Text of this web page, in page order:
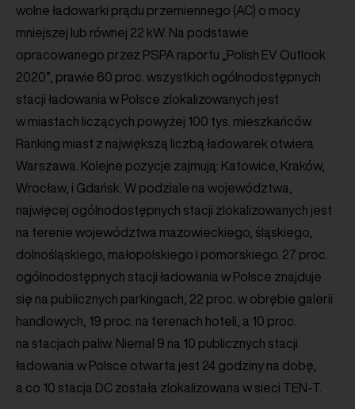
wolne ładowarki prądu przemiennego (AC) o mocy
mniejszej lub równej 22 kW. Na podstawie
opracowanego przez PSPA raportu „Polish EV Outlook
2020”, prawie 60 proc. wszystkich ogólnodostępnych
stacji ładowania w Polsce zlokalizowanych jest
w miastach liczących powyżej 100 tys. mieszkańców.
Ranking miast z największą liczbą ładowarek otwiera
Warszawa. Kolejne pozycje zajmują: Katowice, Kraków,
Wrocław, i Gdańsk. W podziale na województwa,
najwięcej ogólnodostępnych stacji zlokalizowanych jest
na terenie województwa mazowieckiego, śląskiego,
dolnośląskiego, małopolskiego i pomorskiego. 27 proc.
ogólnodostępnych stacji ładowania w Polsce znajduje
się na publicznych parkingach, 22 proc. w obrębie galerii
handlowych, 19 proc. na terenach hoteli, a 10 proc.
na stacjach paliw. Niemal 9 na 10 publicznych stacji
ładowania w Polsce otwarta jest 24 godziny na dobę,
a co 10 stacja DC została zlokalizowana w sieci TEN-T.